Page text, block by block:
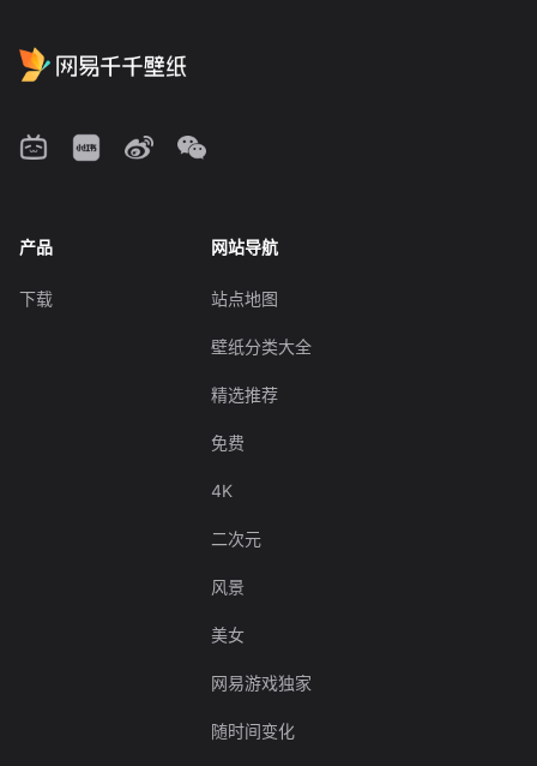
产品
下载
网站导航
站点地图
壁纸分类大全
精选推荐
免费
4K
二次元
风景
美女
网易游戏独家
随时间变化